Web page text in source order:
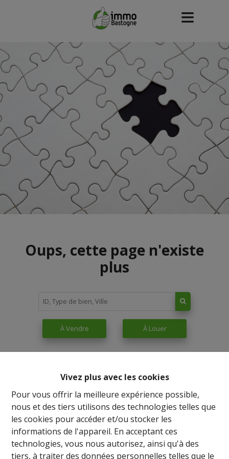
Vivez plus avec les cookies
Pour vous offrir la meilleure expérience possible,
nous et des tiers utilisons des technologies telles que
les cookies pour accéder et/ou stocker les
informations de l'appareil. En acceptant ces
technologies, vous nous autorisez, ainsi qu'à des
tiers, à traiter des données personnelles telles que le
Oups, cette page n'existe
plus
À Vendre À Louer